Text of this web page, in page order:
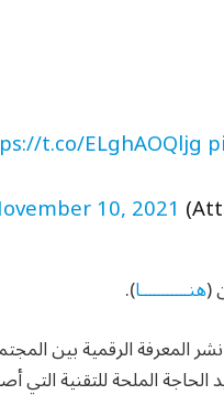
t.co/ELghAOQljg
10, 2021
(هنـــــــــــا).
المعرفة الرقمية بين
الحاجة الملحة للتقنية